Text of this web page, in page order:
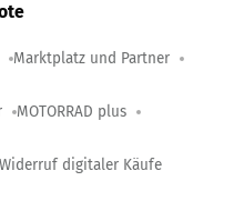
Marktplatz und Partner
MOTORRAD plus
Widerruf digitaler Käufe